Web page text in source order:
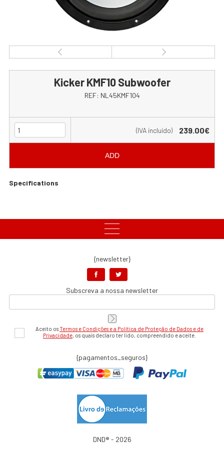
Kicker KMF10 Subwoofer
REF: NL45KMF104
(IVA incluído) 239.00€
ADD
Specifications
{newsletter}
Subscreva a nossa newsletter
Aceito osTermos e Condições e a Política de Proteção de Dados e de
Privacidade, os quais declaro ter lido, compreendido e aceite.
{pagamentos_seguros}
DND® - 2026